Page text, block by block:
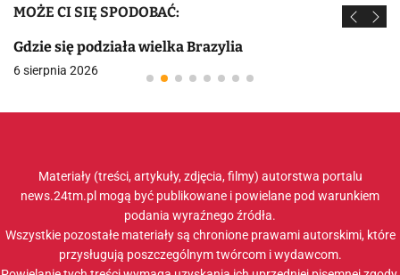
MOŻE CI SIĘ SPODOBAĆ:
Gdzie się podziała wielka Brazylia
6 sierpnia 2026
Materiały (treści, artykuły, zdjęcia, filmy) autorstwa portalu
news.24tm.pl mogą być publikowane i powielane pod warunkiem
podania wyraźnego źródła.
Wszystkie pozostałe materiały są chronione prawami autorskimi, które
przysługują poszczególnym twórcom i wydawcom.